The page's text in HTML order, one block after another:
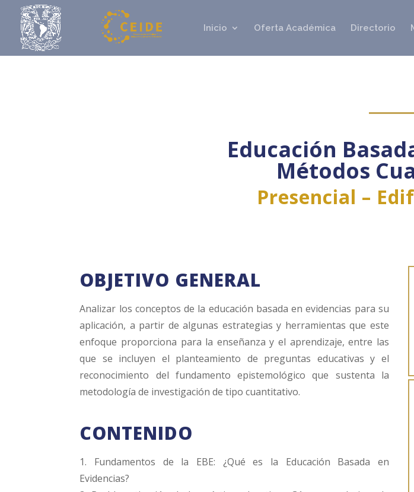
Inicio Oferta Académica Directorio
Educación
Métodos
Presencial –
OBJETIVO GENERAL
Analizar los conceptos de la educación basada en evidencias para su
aplicación, a partir de algunas estrategias y herramientas que este
enfoque proporciona para la enseñanza y el aprendizaje, entre las
que se incluyen el planteamiento de preguntas educativas y el
reconocimiento del fundamento epistemológico que sustenta la
metodología de investigación de tipo cuantitativo.
CONTENIDO
1. Fundamentos de la EBE: ¿Qué es la Educación Basada en
Evidencias?